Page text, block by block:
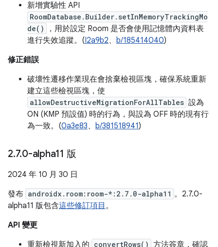
新增實驗性 API
RoomDatabase.Builder.setInMemoryTrackingMo
de()
，用於設定 Room 是否會使用記憶體內資料表
進行失效追蹤。(I2a9b2、 b/185414040)
修正錯誤
破壞性遷移作業現在會捨棄檢視區塊，確保系統重新
建立這些檢視區塊，使
allowDestructiveMigrationForAllTables 設為
ON (KMP 預設值) 時的行為，與設為 OFF 時的現有行
為一致。(0a3e83、 b/381518941)
2.7.0-alpha11 版
2024 年 10 月 30 日
發布 androidx.room:room-*:2.7.0-alpha11 。2.7.0-
alpha11 版包含這些修訂項目 。
API 變更
重新檢視新加入的 convertRows() 方法簽章，確認